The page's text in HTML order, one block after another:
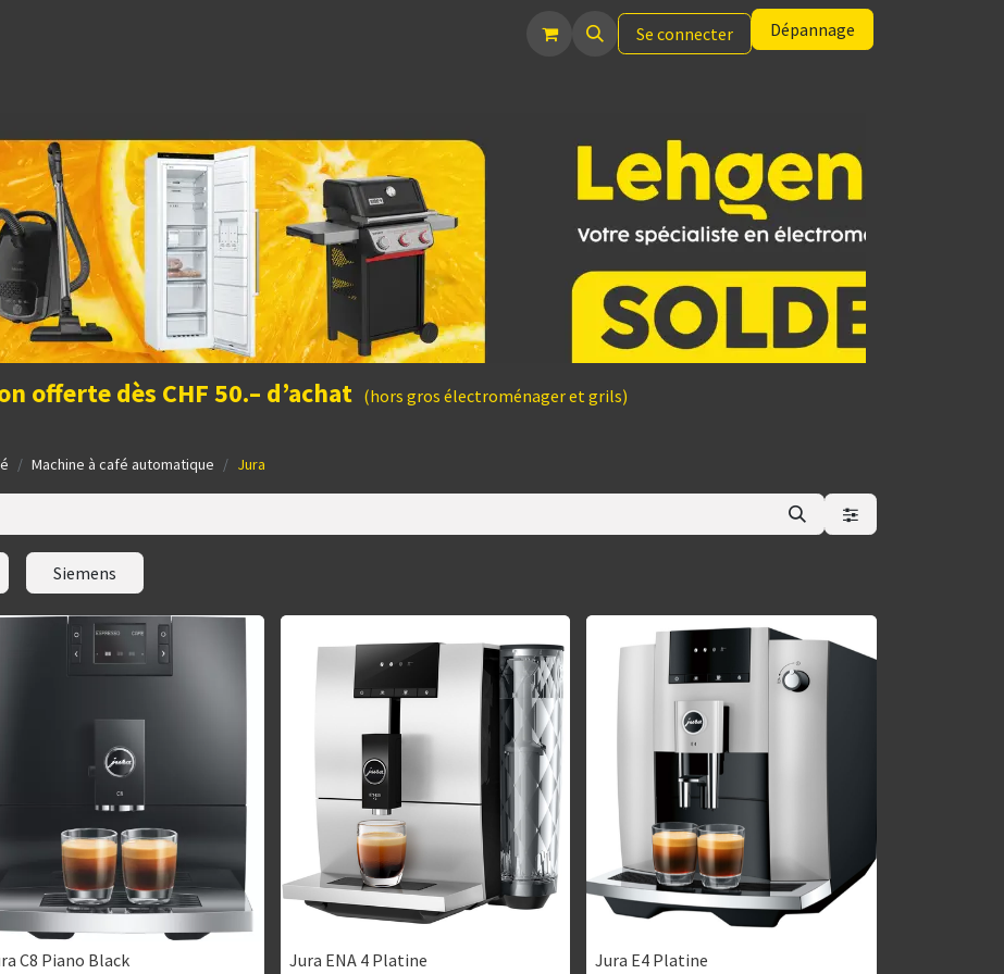
Se connecter Dépannage
offerte dès CHF 50.– d’achat (hors gros électroménager et grils)
Machine à café automatique Jura
Siemens
C8 Piano Black
Jura ENA 4 Platine Jura E4 Platine